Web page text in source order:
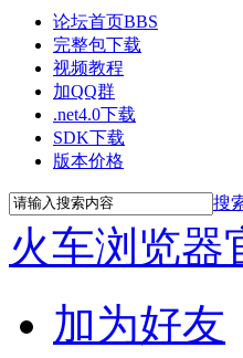
论坛首页BBS
完整包下载
视频教程
加QQ群
.net4.0下载
SDK下载
版本价格
搜
火车浏览器
加为好友